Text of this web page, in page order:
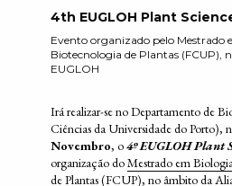
4th EUGLOH Plant
Evento organizado pelo Mestrado
Biotecnologia de Plantas (FCUP),
EUGLOH
Irá realizar-se no Departamento de
Ciências da Universidade do Porto),
Novembro, o4º EUGLOH Plant
organização doMestrado em
de Plantas(FCUP), no âmbito da